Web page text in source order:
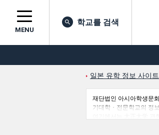
MENU
학교를 검색
일본 유학 정보 사이
재단법인 아시아학생문
기대학・전문학교의 정
여기에서는 大正大学